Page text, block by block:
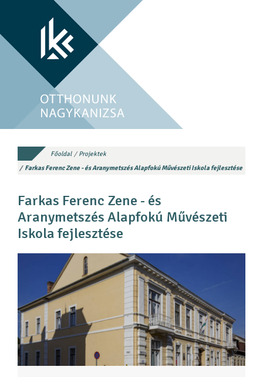
Főoldal
Projektek
Farkas Ferenc Zene - és Aranymetszés Alapfokú Művészeti Iskola fejlesztése
Farkas Ferenc Zene - és
Aranymetszés Alapfokú Művészeti
Iskola fejlesztése